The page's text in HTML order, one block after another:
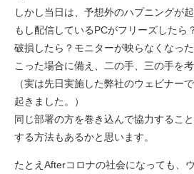
しかし当日は、予想外のハプニングが
もし配信しているPCがフリーズしたら
破損したら？モニターが映らなくなっ
こった場合に備え、二の手、三の手を
（実は先日実施した弊社のウェビナー
起きました。）
同じ部署の方を巻き込んで協力するこ
する方法もあるかと思います。
たとえAfterコロナの社会になっても、